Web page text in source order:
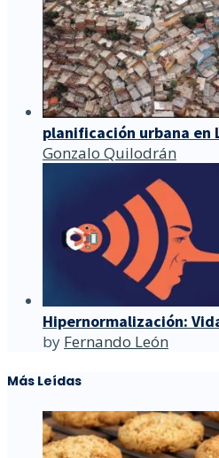
planificación urbana en
Gonzalo Quilodrán
Hipernormalización:
by Fernando León
Más Leídas